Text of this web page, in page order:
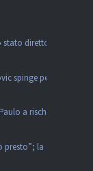
diretto con i
spinge per il
a rischio
presto”; la